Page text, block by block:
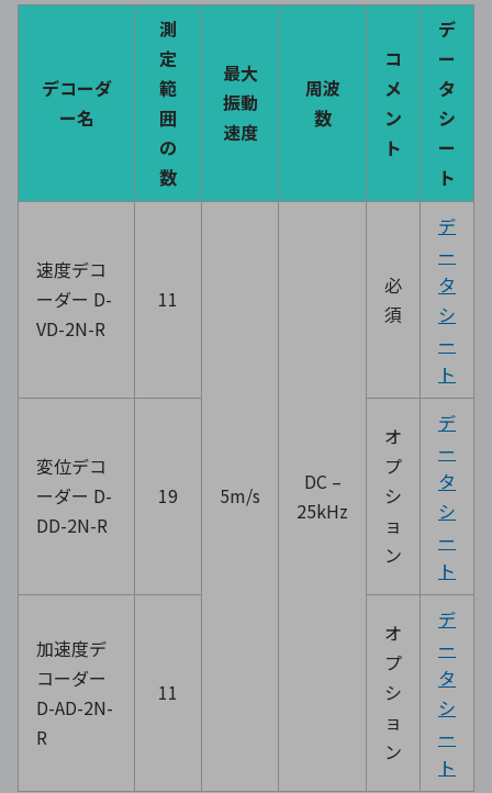
デコーダ
ー名
測
定
範
囲
の
数
最大
振動
速度
周波
数
コ
メ
ン
ト
デ
ー
タ
シ
ー
ト
速度デコ
ーダー D-
VD-2N-R
11
5m/s
DC –
25kHz
必
須
デ
ー
タ
シ
ー
ト
変位デコ
ーダー D-
DD-2N-R
19
オ
プ
シ
ョ
ン
デ
ー
タ
シ
ー
ト
加速度デ
コーダー
D-AD-2N-
R
11
オ
プ
シ
ョ
ン
デ
ー
タ
シ
ー
ト